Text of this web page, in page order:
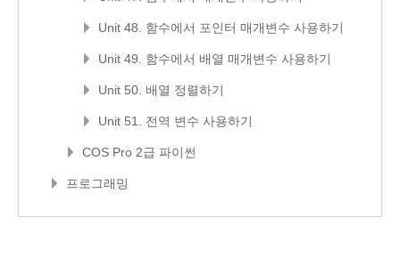
Unit 48. 함수에서 포인터 매개변수 사용하기
Unit 49. 함수에서 배열 매개변수 사용하기
Unit 50. 배열 정렬하기
Unit 51. 전역 변수 사용하기
COS Pro 2급 파이썬
프로그래밍